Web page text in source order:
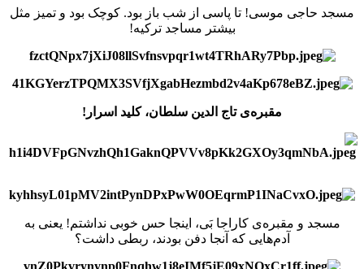
مسجد حاجی موسی! تا پاسی از شب باز بود. کوچک بود و تمیز مثل
بیشتر مساجد ترکیه!
مقبره‌ی تاج الدین سلطان، کلید اسرار!
مسجد و مقبره‌ی کاراجا بَی، اینجا حس خوبی نداشتم! یعنی به
آدم‌هایی که آنجا دفن بودند، ربطی داشت؟